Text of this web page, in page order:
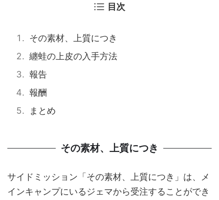
目次
その素材、上質につき
纏蛙の上皮の入手方法
報告
報酬
まとめ
その素材、上質につき
サイドミッション「その素材、上質につき」は、メ
インキャンプにいるジェマから受注することができ